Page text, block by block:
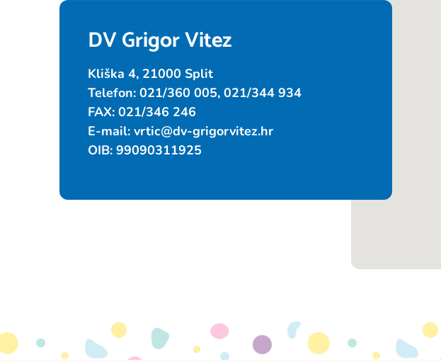
DV Grigor Vitez
Kliška 4, 21000 Split
Telefon: 021/360 005, 021/344 934
FAX: 021/346 246
E-mail: vrtic@dv-grigorvitez.hr
OIB: 99090311925